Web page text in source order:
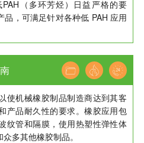
（多环芳烃）日益严格的要
，可满足针对各种低 PAH 应用
使机械橡胶制品制造商达到其客
产品耐久性的要求。橡胶应用包
纹管和隔膜，使用热塑性弹性体
多其他橡胶制品。